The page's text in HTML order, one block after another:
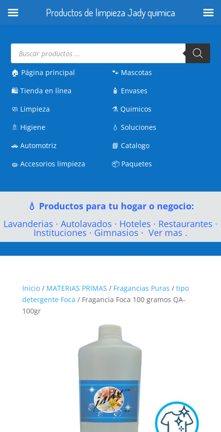
Búsqueda
productos
🏠 Página principal
🛍️Tienda en línea
🧼 Limpieza
🚿 Higiene
🚗Automotriz
🧽Accesorios limpieza
🐾 Mascotas
🧴 Envases
⚗️Quimicos
💧Soluciones
📘Catalogo
📦 Paquetes
💧 Productos para tu hogar o negocio:
Lavanderias · Autolavados · Hoteles · Restaurantes ·
Instituciones · Gimnasios · Ver mas .
Inicio/ MATERIAS PRIMAS / Fragancias Puras / tipo
detergente Foca / Fragancia Foca 100 gramos QA-
100gr
Productos de limpieza Jady quimica